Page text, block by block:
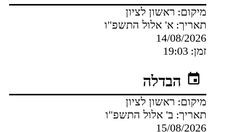
מיקום: ראשון לציון
תאריך: א' אלול התשפ"ו
14/08/2026
זמן: 19:03
הבדלה
מיקום: ראשון לציון
תאריך: ב' אלול התשפ"ו
15/08/2026